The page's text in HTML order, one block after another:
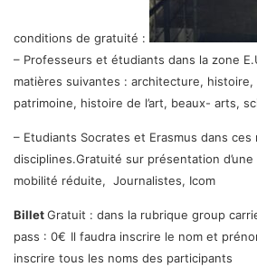
conditions de gratuité :
– Professeurs et étudiants dans la zone
matières suivantes : architecture,
patrimoine, histoire de l’art, beaux- arts,
– Etudiants Socrates et Erasmus dans ces
disciplines.Gratuité sur présentation
mobilité réduite, Journalistes, Icom
BilletGratuit : dans la rubrique group
pass : 0€ Il faudra inscrire le nom et
inscrire tous les noms des participants